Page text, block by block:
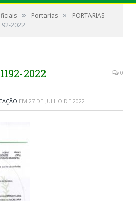
» Portarias »
PORTARIAS
2022
2022 0
EM 27 DE JULHO DE 2022